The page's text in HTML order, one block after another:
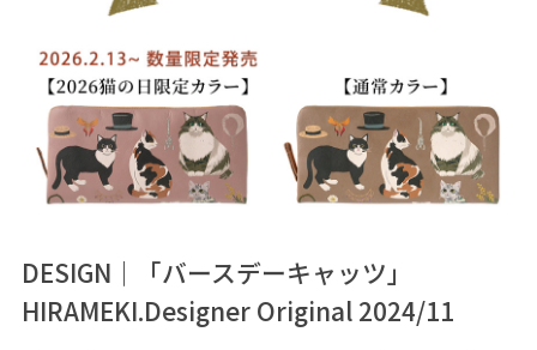
DESIGN｜「バースデーキャッツ」
HIRAMEKI.Designer Original 2024/11